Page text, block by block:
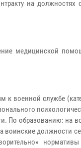
на должностях
медицинской
к военной службе
По образованию: на
должности